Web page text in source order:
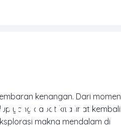
kenangan. Dari momen
yang dapat kita lihat kembali
makna mendalam di